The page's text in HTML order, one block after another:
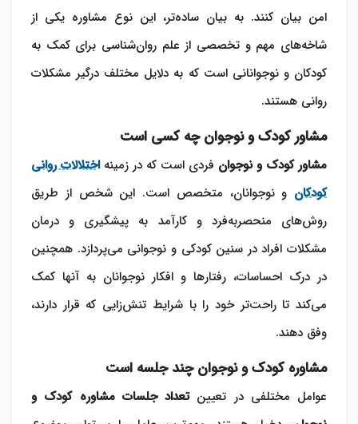
امن بیان کنند. به بیان ساده‌تر، این نوع مشاوره یکی از
شاخه‌های مهم و تخصصی از علم روان‌شناسی برای کمک به
کودکان و نوجوانانی است که به دلایل مختلف درگیر مشکلات
روانی هستند.
مشاور کودک و نوجوان چه کسی است
مشاور کودک و نوجوان فردی است که در زمینهاختلالات روانی
کودکان و نوجوانان، متخصص است. این شخص از طریق
روش‌های منحصربه‌فرد و کارآمد به پیشگیری و درمان
مشکلات افراد در سنین کودکی و نوجوانی می‌پردازد. همچنین
در درک احساسات، رفتارها و افکار نوجوانان به آنها کمک
می‌کند تا راحت‌تر خود را با شرایط تنش‌زایی که قرار دارند،
وفق دهند.
مشاوره کودک و نوجوان چند جلسه است
عوامل مختلفی در تعیینتعداد جلسات مشاوره کودک و